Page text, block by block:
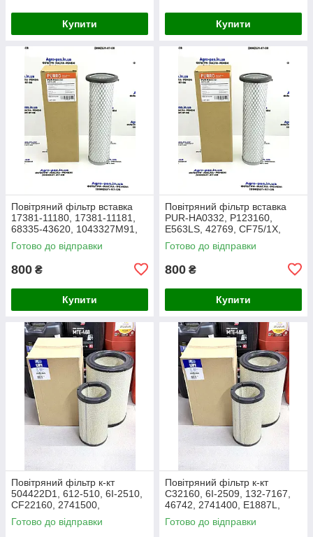
Купити Купити
Повітряний фільтр вставка
17381-11180, 17381-11181,
68335-43620, 1043327M91,
3438717M1, 1909138,
86504143, PA2489, MD-7134
Готово до відправки
800 ₴
Купити
Повітряний фільтр вставка
PUR-HA0332, P123160,
E563LS, 42769, CF75/1X,
27.016.00, AF1966,
1043327M91, Y05761310,
Готово до відправки
800 ₴
Купити
Повітряний фільтр к-кт
504422D1, 612-510, 6I-2510,
CF22160, 2741500,
AF25138M, P532510, MD-
7624S, SA16024, RS3511,
Готово до відправки
Повітряний фільтр к-кт
C32160, 6I-2509, 132-7167,
46742, 2741400, E1887L,
RS3514, SL5603, P532509,
FJ3468, MD-7624,
Готово до відправки